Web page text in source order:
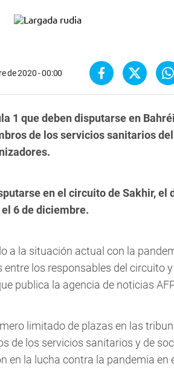
de 2020 - 00:00
1 que deben disputarse en
de los servicios sanitarios
en el circuito de Sakhir, el
6 de diciembre.
a la situación actual con la
entre los responsables del circuito
publica la agencia de noticias
limitado de plazas en las
de los servicios sanitarios y de
en la lucha contra la pandemia en